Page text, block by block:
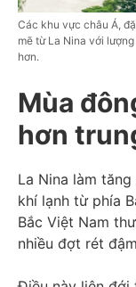
Các khu vực châu Á,
mẽ từ La Nina với
hơn.
Mùa
hơn
La Nina làm
khí lạnh từ phía
Bắc Việt Nam
nhiều đợt rét